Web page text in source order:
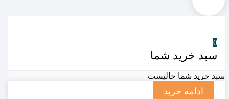
0
سبد خرید شما
سبد خرید شما خالیست
ادامه خرید